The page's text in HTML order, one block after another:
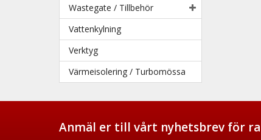
Wastegate / Tillbehör
Vattenkylning
Verktyg
Värmeisolering / Turbomössa
Anmäl er till vårt nyhetsbrev för